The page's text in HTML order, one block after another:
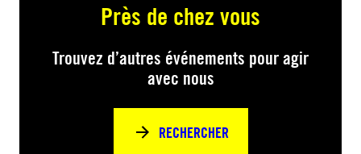
Près de chez vous
Trouvez d’autres événements pour agir
avec nous
RECHERCHER